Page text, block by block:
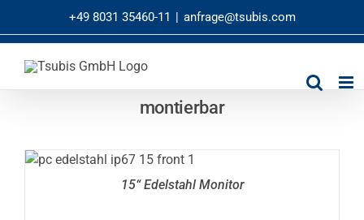
springen
+49 8031 35460-11 | anfrage@tsubis.com
montierbar
DETAILS
15“ Edelstahl Monitor